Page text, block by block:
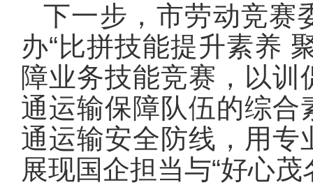
下一步，市劳动竞赛
办“比拼技能提升素养
障业务技能竞赛，以
通运输保障队伍的综
通运输安全防线，用
展现国企担当与“好心茂